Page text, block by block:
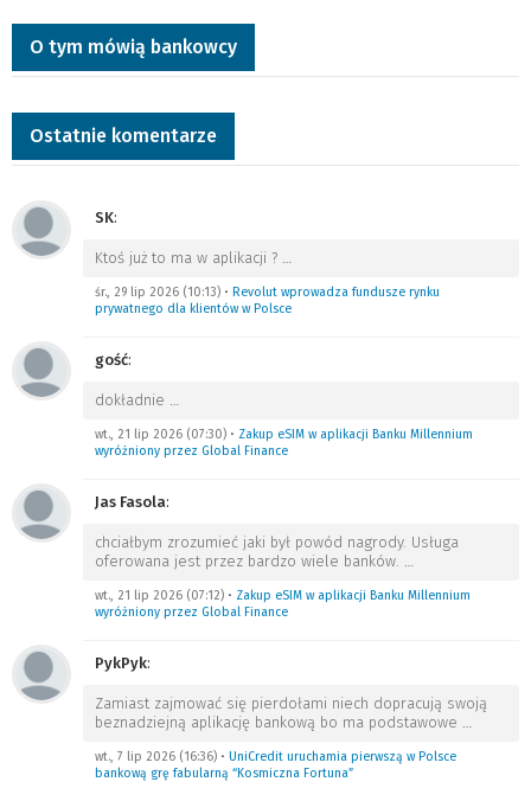
O tym mówią bankowcy
Ostatnie komentarze
SK:
Ktoś już to ma w aplikacji ? …
śr., 29 lip 2026 (10:13) • Revolut wprowadza fundusze rynku
prywatnego dla klientów w Polsce
gość:
dokładnie …
wt., 21 lip 2026 (07:30) • Zakup eSIM w aplikacji Banku Millennium
wyróżniony przez Global Finance
Jas Fasola:
chciałbym zrozumieć jaki był powód nagrody. Usługa
oferowana jest przez bardzo wiele banków. …
wt., 21 lip 2026 (07:12) • Zakup eSIM w aplikacji Banku Millennium
wyróżniony przez Global Finance
PykPyk:
Zamiast zajmować się pierdołami niech dopracują swoją
beznadziejną aplikację bankową bo ma podstawowe …
wt., 7 lip 2026 (16:36) • UniCredit uruchamia pierwszą w Polsce
bankową grę fabularną “Kosmiczna Fortuna”